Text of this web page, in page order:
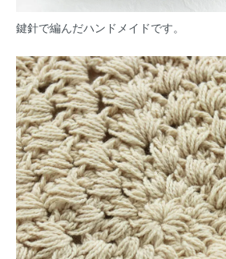
鍵針で編んだハンドメイドです。